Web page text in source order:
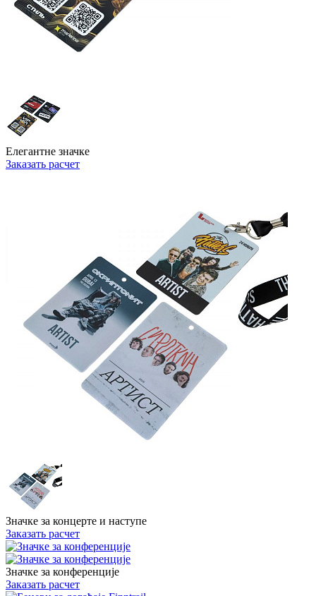
Елегантне значке
Заказать расчет
Значке за концерте и наступе
Заказать расчет
Значке за конференције
Заказать расчет